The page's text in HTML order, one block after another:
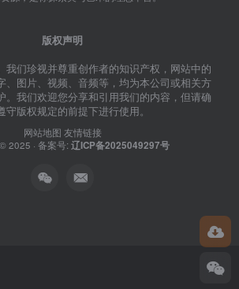
版权声明
我们珍视并尊重创作者的知识产权，网站中的
、图片、视频、音频等，均为本公司或相关方
。我们欢迎您分享和引用我们的内容，但请确
守版权规定的前提下进行使用。
网站地图 友情链接
2025 · 备案号: 辽ICP备2025049297号